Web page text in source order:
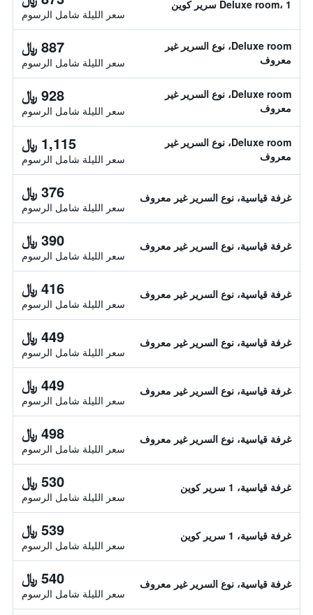
Deluxe room، 1 سرير كوين
سعر الليلة شامل الرسوم
Deluxe room، نوع السرير غير
معروف
887 ﷼
سعر الليلة شامل الرسوم
Deluxe room، نوع السرير غير
معروف
928 ﷼
سعر الليلة شامل الرسوم
Deluxe room، نوع السرير غير
معروف
1,115 ﷼
سعر الليلة شامل الرسوم
غرفة قياسية، نوع السرير غير معروف 376 ﷼
سعر الليلة شامل الرسوم
غرفة قياسية، نوع السرير غير معروف 390 ﷼
سعر الليلة شامل الرسوم
غرفة قياسية، نوع السرير غير معروف 416 ﷼
سعر الليلة شامل الرسوم
غرفة قياسية، نوع السرير غير معروف 449 ﷼
سعر الليلة شامل الرسوم
غرفة قياسية، نوع السرير غير معروف 449 ﷼
سعر الليلة شامل الرسوم
غرفة قياسية، نوع السرير غير معروف 498 ﷼
سعر الليلة شامل الرسوم
غرفة قياسية، 1 سرير كوين 530 ﷼
سعر الليلة شامل الرسوم
غرفة قياسية، 1 سرير كوين 539 ﷼
سعر الليلة شامل الرسوم
غرفة قياسية، نوع السرير غير معروف 540 ﷼
سعر الليلة شامل الرسوم